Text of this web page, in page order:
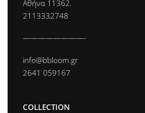
Αθήνα 11362.
2113332748
————————-
info@bbloom.gr
2641 059167
COLLECTION